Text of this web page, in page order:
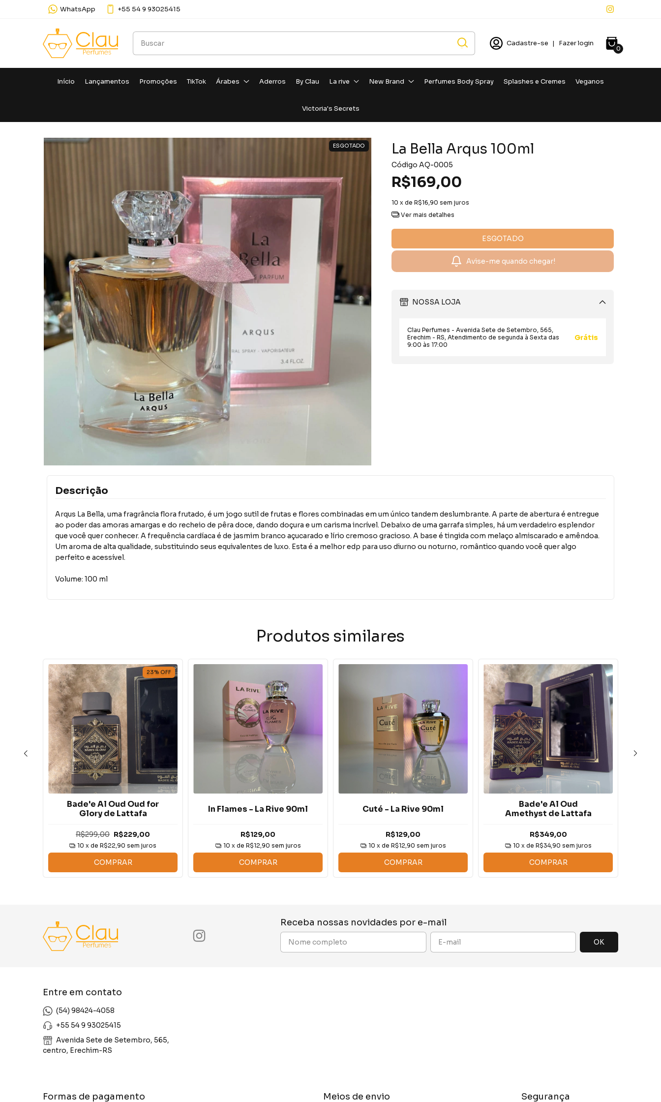
WhatsApp +55 54 9 93025415
Cadastre-se | Fazer login
0
Início Lançamentos Promoções TikTok Árabes Aderros By Clau La rive New Brand Perfumes Body Spray Splashes e Cremes Veganos
Victoria's Secrets
ESGOTADO La Bella Arqus 100ml
Código AQ-0005
R$169,00
10 x de R$16,90 sem juros
Ver mais detalhes
Avise-me quando chegar!
NOSSA LOJA
Clau Perfumes - Avenida Sete de Setembro, 565,
Erechim - RS, Atendimento de segunda à Sexta das
9:00 às 17:00
Grátis
Descrição
Arqus La Bella, uma fragrância flora frutado, é um jogo sutil de frutas e flores combinadas em um único tandem deslumbrante. A parte de abertura é entregue
ao poder das amoras amargas e do recheio de pêra doce, dando doçura e um carisma incrível. Debaixo de uma garrafa simples, há um verdadeiro esplendor
que você quer conhecer. A frequência cardíaca é de jasmim branco açucarado e lírio cremoso gracioso. A base é tingida com melaço almiscarado e amêndoa.
Um aroma de alta qualidade, substituindo seus equivalentes de luxo. Esta é a melhor edp para uso diurno ou noturno, romântico quando você quer algo
perfeito e acessível.
Volume: 100 ml
Produtos similares
23% OFF
Bade'e Al Oud Oud for
Glory de Lattafa
R$299,00 R$229,00
10 x de R$22,90 sem juros
COMPRAR
In Flames - La Rive 90ml
R$129,00
10 x de R$12,90 sem juros
COMPRAR
Cuté - La Rive 90ml
R$129,00
10 x de R$12,90 sem juros
COMPRAR
Bade'e Al Oud
Amethyst de Lattafa
R$349,00
10 x de R$34,90 sem juros
COMPRAR
Receba nossas novidades por e-mail
Entre em contato
(54) 98424-4058
+55 54 9 93025415
Avenida Sete de Setembro, 565,
centro, Erechim-RS
Formas de pagamento Meios de envio Segurança